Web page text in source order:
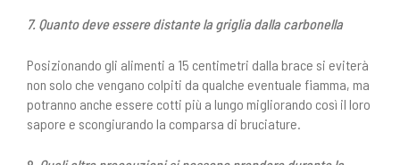
7. Quanto deve essere distante la griglia dalla carbonella
Posizionando gli alimenti a 15 centimetri dalla brace si eviterà
non solo che vengano colpiti da qualche eventuale fiamma, ma
potranno anche essere cotti più a lungo migliorando così il loro
sapore e scongiurando la comparsa di bruciature.